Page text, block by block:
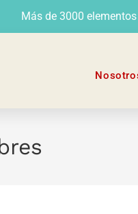
Más de 3000